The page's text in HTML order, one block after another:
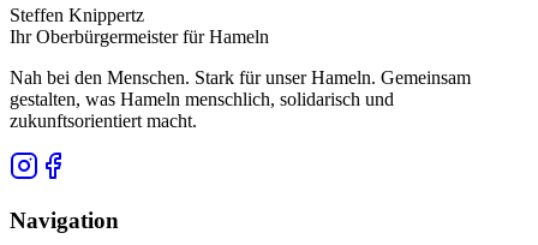
Steffen Knippertz
Ihr Oberbürgermeister für Hameln
Nah bei den Menschen. Stark für unser Hameln. Gemeinsam
gestalten, was Hameln menschlich, solidarisch und
zukunftsorientiert macht.
Navigation